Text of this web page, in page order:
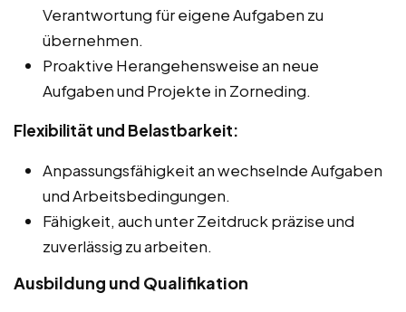
Verantwortung für eigene Aufgaben zu
übernehmen.
Proaktive Herangehensweise an neue
Aufgaben und Projekte in Zorneding.
Flexibilität und Belastbarkeit:
Anpassungsfähigkeit an wechselnde Aufgaben
und Arbeitsbedingungen.
Fähigkeit, auch unter Zeitdruck präzise und
zuverlässig zu arbeiten.
Ausbildung und Qualifikation